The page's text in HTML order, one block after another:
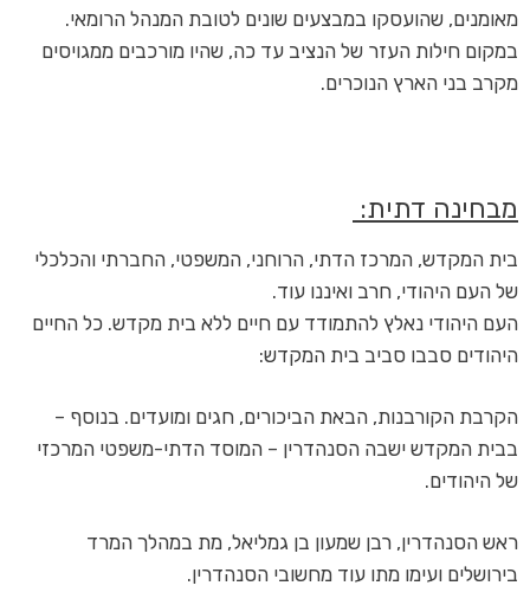
מאומנים, שהועסקו במבצעים שונים לטובת המנהל הרומאי.
במקום חילות העזר של הנציב עד כה, שהיו מורכבים ממגויסים
מקרב בני הארץ הנוכרים.
מבחינה דתית:
בית המקדש, המרכז הדתי, הרוחני, המשפטי, החברתי והכלכלי
של העם היהודי, חרב ואיננו עוד.
העם היהודי נאלץ להתמודד עם חיים ללא בית מקדש. כל החיים
היהודים סבבו סביב בית המקדש:
הקרבת הקורבנות, הבאת הביכורים, חגים ומועדים. בנוסף –
בבית המקדש ישבה הסנהדרין – המוסד הדתי-משפטי המרכזי
של היהודים.
ראש הסנהדרין, רבן שמעון בן גמליאל, מת במהלך המרד
בירושלים ועימו מתו עוד מחשובי הסנהדרין.